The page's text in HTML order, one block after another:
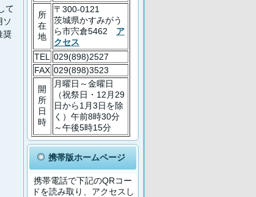
て
ソ
奨
所
在
地
〒300-0121
茨城県かすみがう
ら市宍倉5462 ア
クセス
TEL
029(898)2527
FAX 029(898)3523
開
所
日
時
月曜日～金曜日
（祝祭日・12月29
日から1月3日を除
く）午前8時30分
～午後5時15分
携帯版ホームページ
携帯電話で下記のQRコー
ドを読み取り、アクセスし